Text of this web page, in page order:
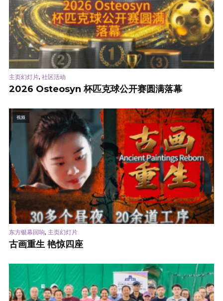
主页幻灯片, 社区活动
2026 Osteosyn 杯匹克球公开赛圆满落幕
视频
东方银幕回响, 主页幻灯片
古画重生 艳惊四座